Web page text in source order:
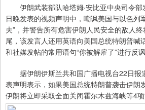
伊朗武装部队哈塔姆·安比亚中央司令部
日晚发表的视频声明中，嘲讽美国与以色列
夫”，并警告所有危害伊朗人民安全的敌人
尾，该发言人还用英语向美国总统特朗普喊
和社媒发帖的常用语句“你被解雇了”进行反讽
据伊朗伊斯兰共和国广播电视台22日报
表声明表示，如果美国总统特朗普袭击伊朗
伊朗将立即采取全面关闭霍尔木兹海峡等4项